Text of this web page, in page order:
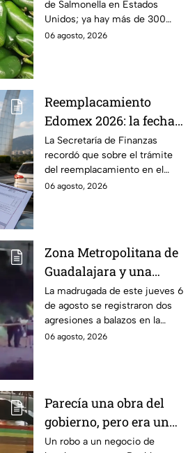
jalapeños de Sinaloa
de Salmonella en Estados
Unidos; ya hay más de 300
enfermos en 27 estados.
06 agosto, 2026
Reemplacamiento
Edomex 2026: la fecha
límite para obtener el
100% de descuento
La Secretaría de Finanzas
recordó que sobre el trámite
del reemplacamiento en el
Edomex, ¿hasta cuándo se
06 agosto, 2026
Zona Metropolitana de
Guadalajara y una
jornada de violencia:
Asesinan a balazos a
dos hombres en
Tlajomulco y El Salto
La madrugada de este jueves 6
de agosto se registraron dos
agresiones a balazos en la
Zona Metropolitana de
06 agosto, 2026
Parecía una obra del
gobierno, pero era un
robo planeado: Así
Un robo a un negocio de